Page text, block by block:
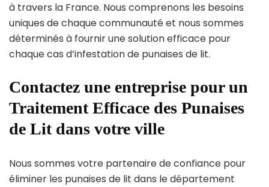
à travers la France. Nous comprenons les besoins
uniques de chaque communauté et nous sommes
déterminés à fournir une solution efficace pour
chaque cas d’infestation de punaises de lit.
Contactez une entreprise pour un
Traitement Efficace des Punaises
de Lit dans votre ville
Nous sommes votre partenaire de confiance pour
éliminer les punaises de lit dans le département